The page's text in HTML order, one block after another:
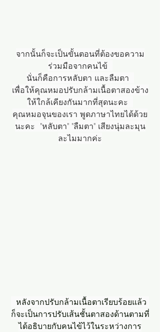
จากนั้นก็จะเป็นขั้นตอนที่ต้องขอความ
ร่วมมือจากคนไข้
นั่นก็คือการหลับตา และลืมตา
เพื่อให้คุณหมอปรับกล้ามเนื้อตาสองข้าง
ให้ใกล้เคียงกันมากที่สุดนะคะ
คุณหมอจุนของเรา พูดภาษาไทยได้ด้วย
นะคะ  "หลับตา" "ลืมตา" เสียงนุ่มละมุน
ละไมมากค่ะ
หลังจากปรับกล้ามเนื้อตาเรียบร้อยแล้ว
ก็จะเป็นการปรับเส้นชั้นตาสองด้านตามที่
ได้อธิบายกับคนไข้ไว้ในระหว่างการ